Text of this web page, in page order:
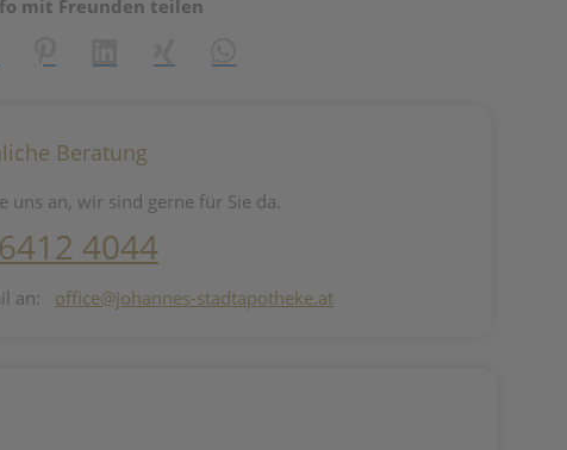
mit Freunden teilen
Beratung
uns an, wir sind gerne für Sie da.
4044
an: office@johannes-stadtapotheke.at